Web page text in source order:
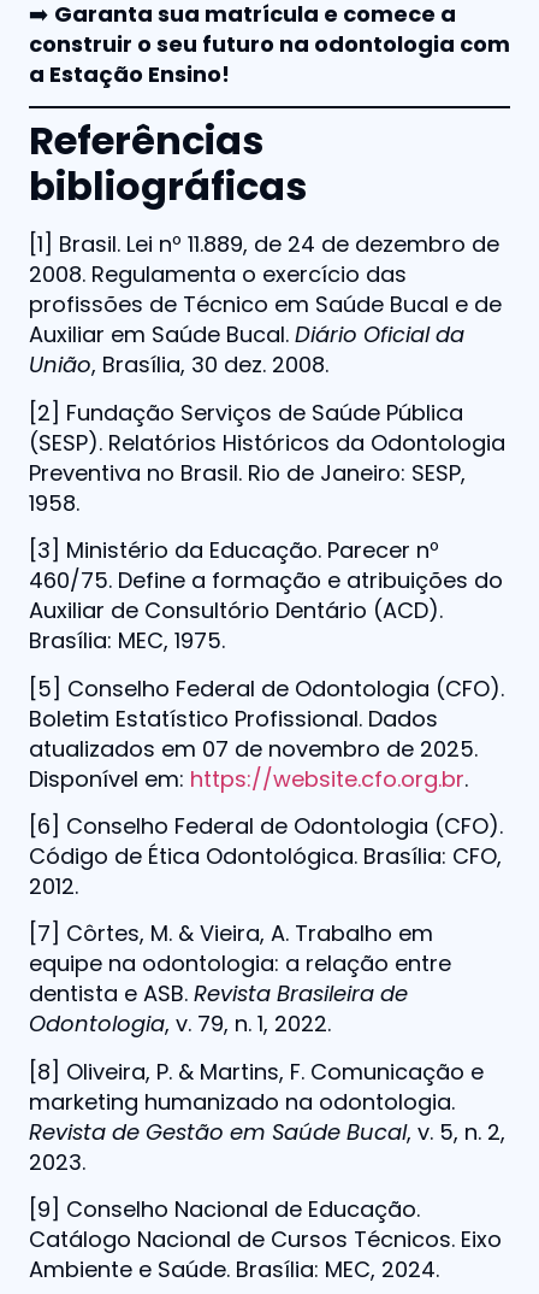
➡️ Garanta sua matrícula e comece a
construir o seu futuro na odontologia com
a Estação Ensino!
Referências
bibliográficas
[1] Brasil. Lei nº 11.889, de 24 de dezembro de
2008. Regulamenta o exercício das
profissões de Técnico em Saúde Bucal e de
Auxiliar em Saúde Bucal. Diário Oficial da
União, Brasília, 30 dez. 2008.
[2] Fundação Serviços de Saúde Pública
(SESP). Relatórios Históricos da Odontologia
Preventiva no Brasil. Rio de Janeiro: SESP,
1958.
[3] Ministério da Educação. Parecer nº
460/75. Define a formação e atribuições do
Auxiliar de Consultório Dentário (ACD).
Brasília: MEC, 1975.
[5] Conselho Federal de Odontologia (CFO).
Boletim Estatístico Profissional. Dados
atualizados em 07 de novembro de 2025.
Disponível em: https://website.cfo.org.br.
[6] Conselho Federal de Odontologia (CFO).
Código de Ética Odontológica. Brasília: CFO,
2012.
[7] Côrtes, M. & Vieira, A. Trabalho em
equipe na odontologia: a relação entre
dentista e ASB. Revista Brasileira de
Odontologia, v. 79, n. 1, 2022.
[8] Oliveira, P. & Martins, F. Comunicação e
marketing humanizado na odontologia.
Revista de Gestão em Saúde Bucal, v. 5, n. 2,
2023.
[9] Conselho Nacional de Educação.
Catálogo Nacional de Cursos Técnicos. Eixo
Ambiente e Saúde. Brasília: MEC, 2024.